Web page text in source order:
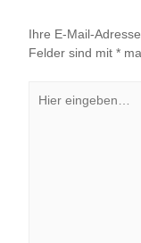
Ihre E-Mail-
Felder sind mit *
eingeben…